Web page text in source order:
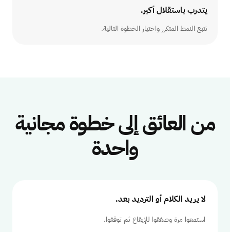
يتدرب باستقلال أكبر.
تتبع النمط المتكرر واختيار الخطوة التالية.
من العائق إلى خطوة مجانية
واحدة
لا يريد الكلام أو الترديد بعد.
استمعوا مرة وصفقوا للإيقاع ثم توقفوا.